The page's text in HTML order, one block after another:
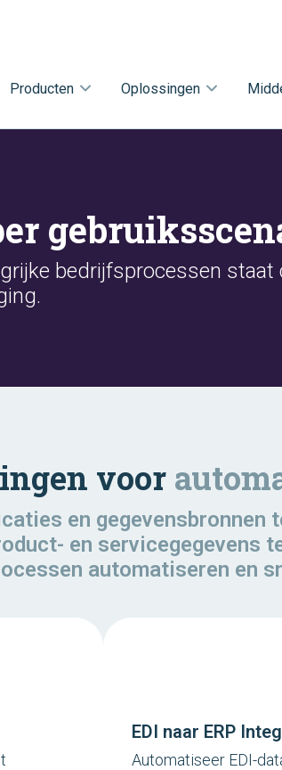
Producten Oplossingen
bedrijfsprocessen staat
voor
en
en servicegegevens
automatiseren en
EDI naar ERP
Automatiseer EDI-